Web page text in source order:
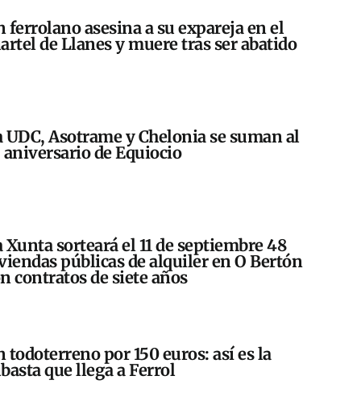
ferrolano asesina a su expareja en el
de Llanes y muere tras ser abatido
UDC, Asotrame y Chelonia se suman al
aniversario de Equiocio
Xunta sorteará el 11 de septiembre 48
públicas de alquiler en O Bertón
contratos de siete años
todoterreno por 150 euros: así es la
que llega a Ferrol